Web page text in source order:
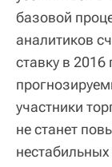
базовой
аналитиков
ставку в
участники
не станет